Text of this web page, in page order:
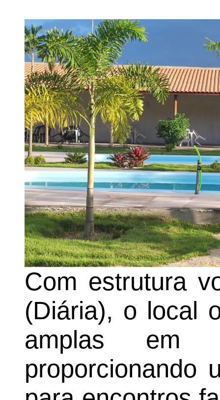
Com estrutura
(Diária), o local
amplas em
proporcionando